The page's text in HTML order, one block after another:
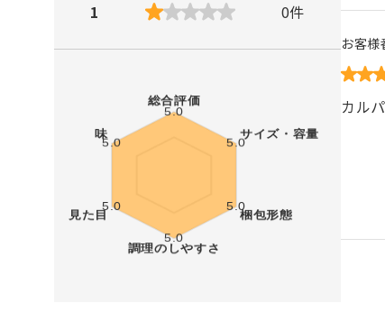
1
0件
お客様
カル